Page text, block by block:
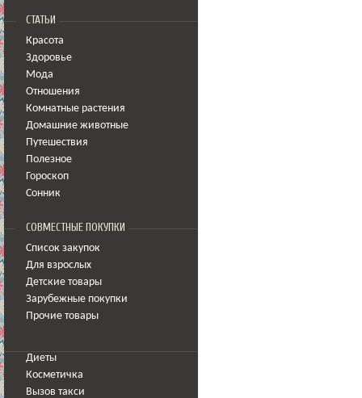
СТАТЬИ
Красота
Здоровье
Мода
Отношения
Комнатные растения
Домашние животные
Путешествия
Полезное
Гороскоп
Сонник
СОВМЕСТНЫЕ ПОКУПКИ
Список закупок
Для взрослых
Детские товары
Зарубежные покупки
Прочие товары
Диеты
Косметичка
Вызов такси